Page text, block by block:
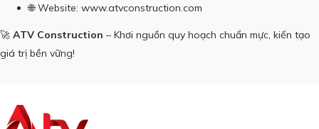
🌐 Website: www.atvconstruction.com
🚀 ATV Construction – Khơi nguồn quy hoạch chuẩn mực, kiến tạo
giá trị bền vững!